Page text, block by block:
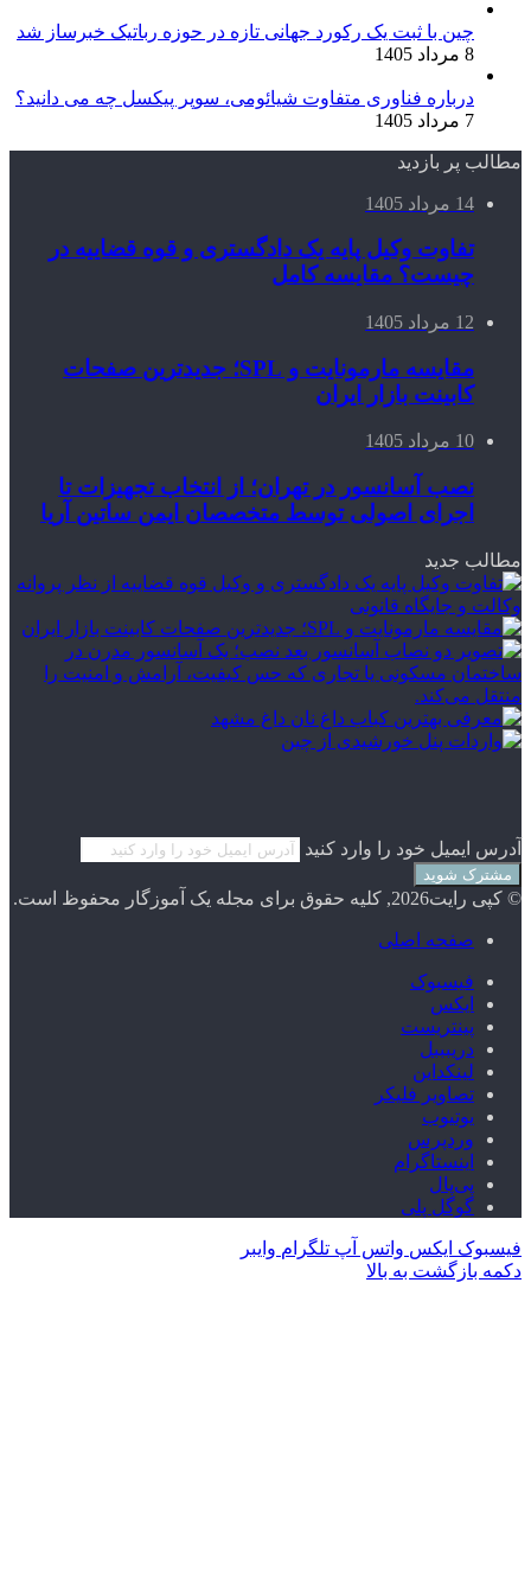
چین با ثبت یک رکورد جهانی تازه در حوزه رباتیک خبرساز شد
8 مرداد 1405
درباره فناوری متفاوت شیائومی، سوپر پیکسل چه می دانید؟
7 مرداد 1405
مطالب پر بازدید
14 مرداد 1405
تفاوت وکیل پایه یک دادگستری و قوه قضاییه در
چیست؟ مقایسه کامل
12 مرداد 1405
مقایسه مارمونایت و SPL؛ جدیدترین صفحات
کابینت بازار ایران
10 مرداد 1405
نصب آسانسور در تهران؛ از انتخاب تجهیزات تا
اجرای اصولی توسط متخصصان ایمن ساتین آریا
مطالب جدید
آدرس ایمیل خود را وارد کنید
© کپی رایت2026, کلیه حقوق برای مجله یک آموزگار محفوظ است.
صفحه اصلی
فیسبوک
ایکس
پینتریست
دریبببل
لینکداین
تصاویر فلیکر
یوتیوب
وردپرس
اینستاگرام
پی‌پال
گوگل پلی
فیسبوک ایکس واتس آپ تلگرام وایبر
دکمه بازگشت به بالا